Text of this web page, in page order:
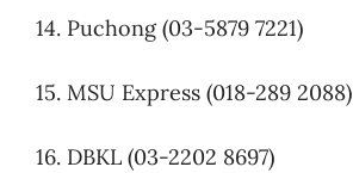
14. Puchong (03-5879 7221)
15. MSU Express (018-289 2088)
16. DBKL (03-2202 8697)